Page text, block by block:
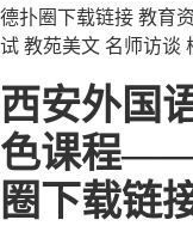
德扑圈下载链接 教育
试 教苑美文 名师访谈
西安外国
色课程——
圈下载链